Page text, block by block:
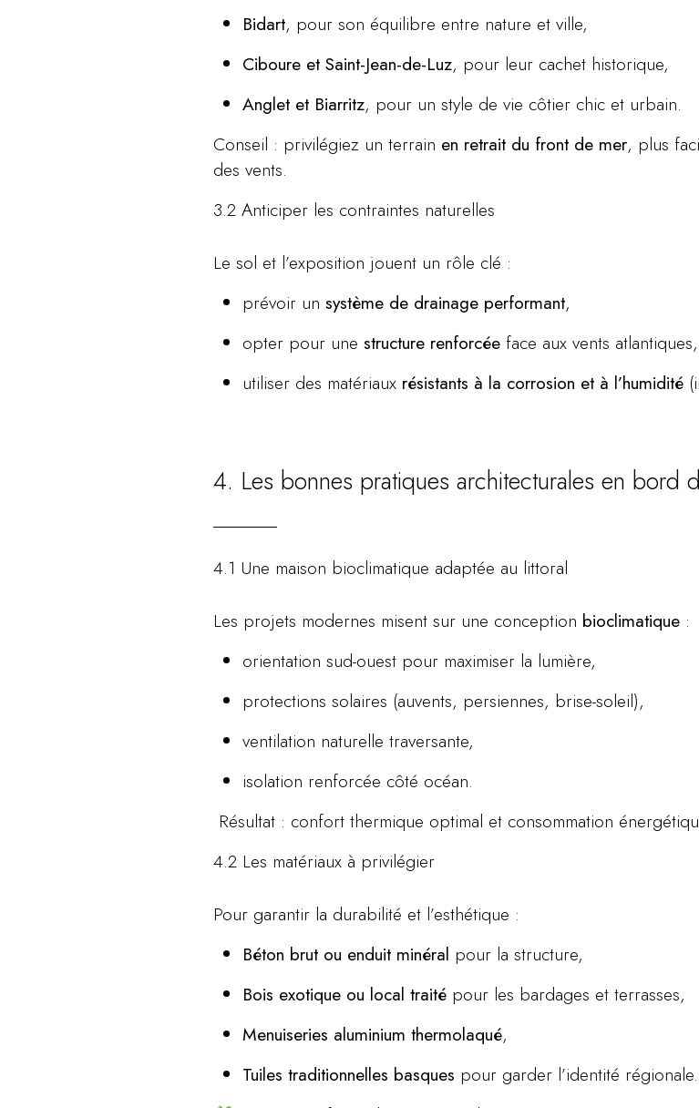
Bidart, pour son équilibre entre nature et ville,
Ciboure et Saint-Jean-de-Luz, pour leur cachet historique,
Anglet et Biarritz, pour un style de vie côtier chic et urbain.
Conseil : privilégiez un terrain en retrait du front de mer, plus
des vents.
3.2 Anticiper les contraintes naturelles
Le sol et l’exposition jouent un rôle clé :
prévoir un système de drainage performant,
opter pour une structure renforcée face aux vents atlantiques,
utiliser des matériaux résistants à la corrosion et à l’humidité
4. Les bonnes pratiques architecturales en bord
4.1 Une maison bioclimatique adaptée au littoral
Les projets modernes misent sur une conception bioclimatique :
orientation sud-ouest pour maximiser la lumière,
protections solaires (auvents, persiennes, brise-soleil),
ventilation naturelle traversante,
isolation renforcée côté océan.
Résultat : confort thermique optimal et consommation
4.2 Les matériaux à privilégier
Pour garantir la durabilité et l’esthétique :
Béton brut ou enduit minéral pour la structure,
Bois exotique ou local traité pour les bardages et terrasses,
Menuiseries aluminium thermolaqué,
Tuiles traditionnelles basques pour garder l’identité régionale.